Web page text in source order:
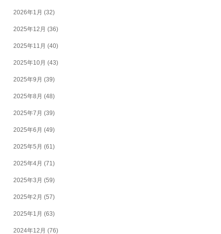
2026年1月 (32)
2025年12月 (36)
2025年11月 (40)
2025年10月 (43)
2025年9月 (39)
2025年8月 (48)
2025年7月 (39)
2025年6月 (49)
2025年5月 (61)
2025年4月 (71)
2025年3月 (59)
2025年2月 (57)
2025年1月 (63)
2024年12月 (76)